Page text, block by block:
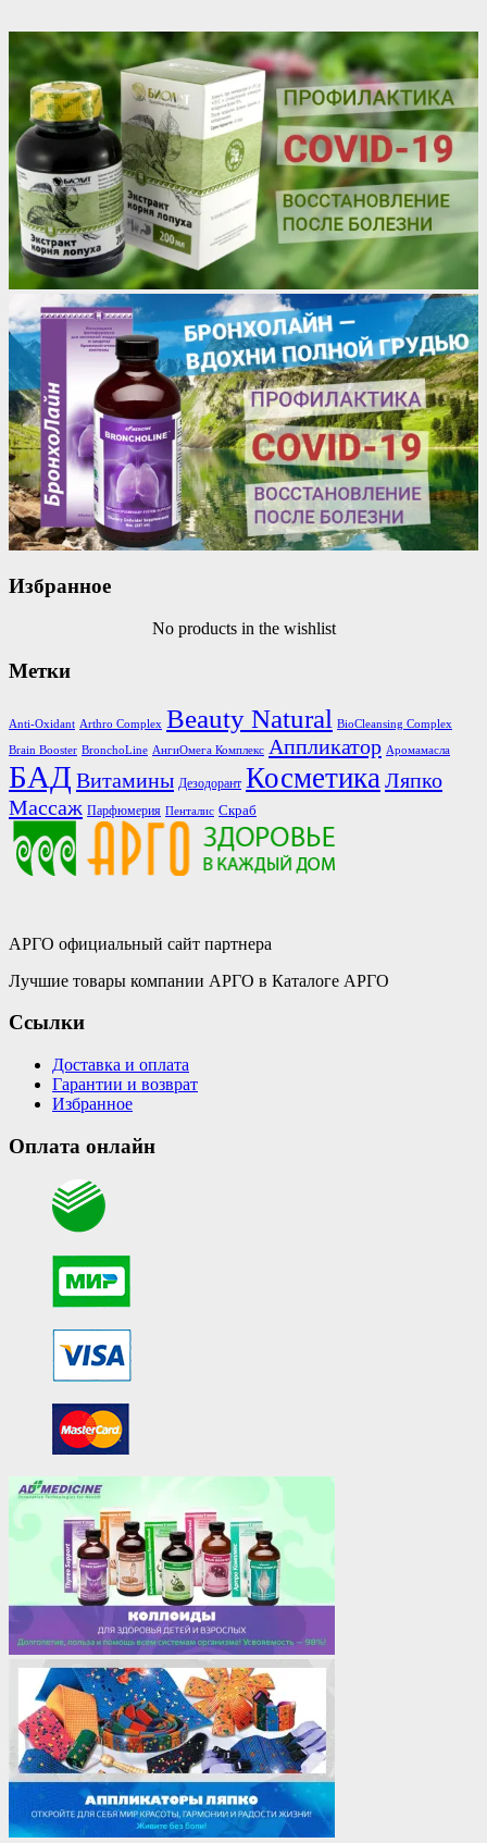
Избранное
No products in the wishlist
Метки
Anti-Oxidant Arthro Complex Beauty Natural BioCleansing Complex
Brain Booster BronchoLine АнгиОмега Комплекс Аппликатор Аромамасла
БАД Витамины Дезодорант Косметика Ляпко
Массаж Парфюмерия Пенталис Скраб
АРГО официальный сайт партнера
Лучшие товары компании АРГО в Каталоге АРГО
Ссылки
Доставка и оплата
Гарантии и возврат
Избранное
Оплата онлайн